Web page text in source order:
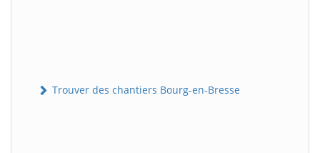
Trouver des chantiers Bourg-en-Bresse